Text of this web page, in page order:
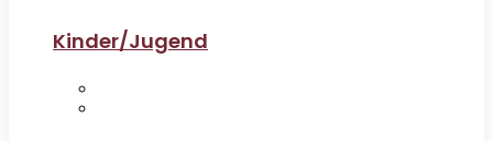
Kinder/Jugend